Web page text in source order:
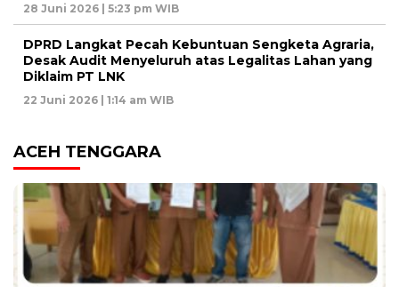
28 Juni 2026 | 5:23 pm WIB
DPRD Langkat Pecah Kebuntuan Sengketa Agraria,
Desak Audit Menyeluruh atas Legalitas Lahan yang
Diklaim PT LNK
22 Juni 2026 | 1:14 am WIB
ACEH TENGGARA